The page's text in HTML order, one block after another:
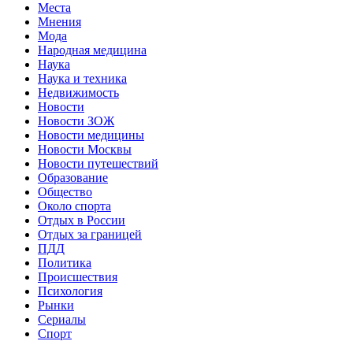
Места
Мнения
Мода
Народная медицина
Наука
Наука и техника
Недвижимость
Новости
Новости ЗОЖ
Новости медицины
Новости Москвы
Новости путешествий
Образование
Общество
Около спорта
Отдых в России
Отдых за границей
ПДД
Политика
Происшествия
Психология
Рынки
Сериалы
Спорт